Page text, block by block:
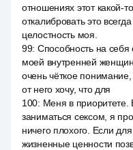
отношениях этот какой-
откалибровать это
целостность моя.
99: Способность на себя
моей внутренней
очень чёткое
от него хочу, что для
100: Меня в приоритете.
заниматься сексом, я
ничего плохого. Если
жизненные ценности